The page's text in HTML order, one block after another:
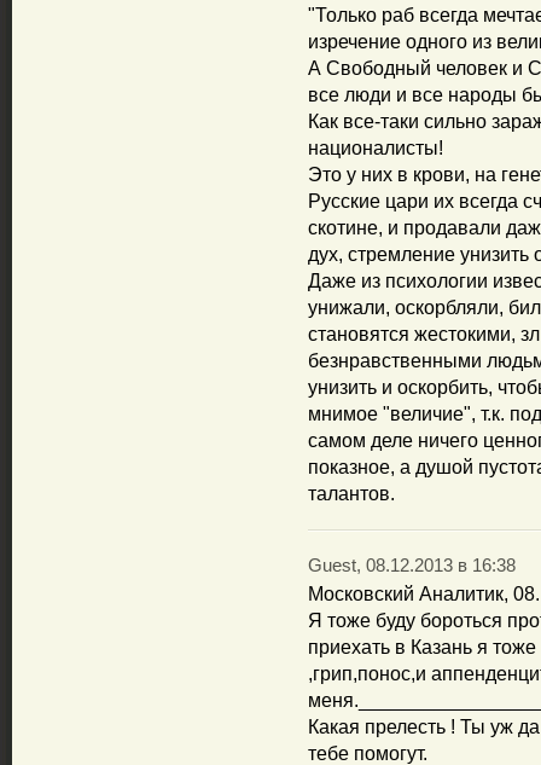
"Только раб всегда
изречение одного из
А Свободный человек и
все люди и все народы
Как все-таки сильно
националисты!
Это у них в крови, на
Русские цари их всегда
скотине, и продавали
дух, стремление
Даже из психологии
унижали, оскорбляли,
становятся жестокими,
безнравственными
унизить и оскорбить,
мнимое "величие", т.к.
самом деле ничего
показное, а душой
талантов.
Guest, 08.12.2013 в 16:38
Московский Аналитик,
Я тоже буду бороться
приехать в Казань я
,грип,понос,и
Какая прелесть ! Ты уж
тебе помогут.